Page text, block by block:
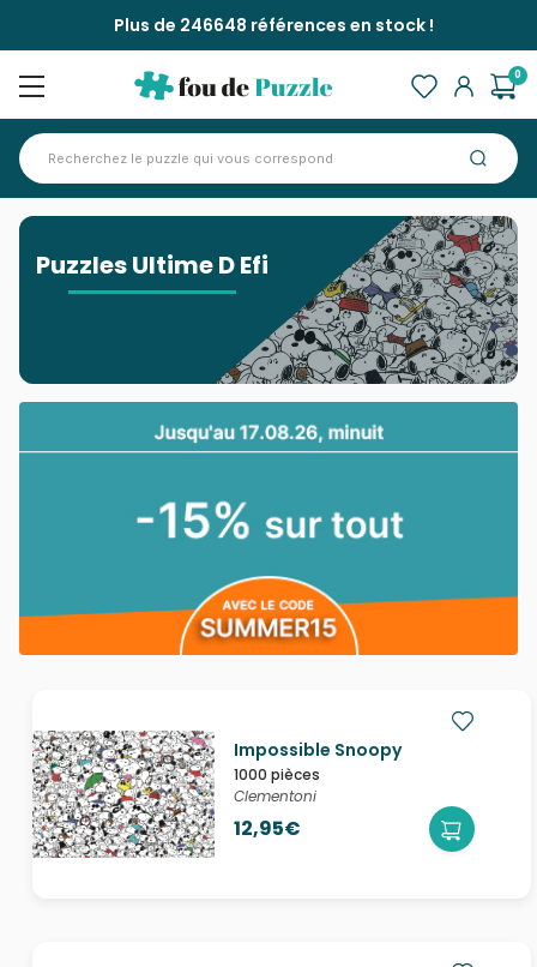
Plus de 246648 références en stock !
0
Puzzles Ultime D Efi
Impossible Snoopy
1000 pièces
Clementoni
12,95€